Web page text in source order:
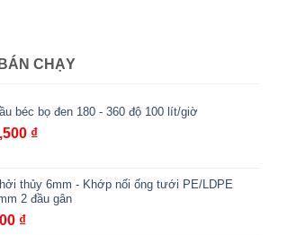
CHẠY
béc bọ đen 180 - 360 độ 100 lít/giờ
₫
thủy 6mm - Khớp nối ống tưới PE/LDPE
2 đầu gân
₫